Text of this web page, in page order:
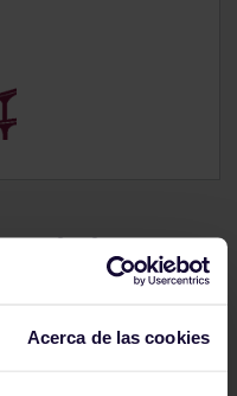
Acerca de las cookies